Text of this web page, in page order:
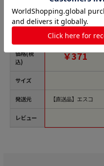
商品名
価格(税
込)
サイズ
発送元
レビュー
エスコ EA943VC-1 10
mmx50m両面テープ
(不織布基材) 1個（ご
注文単位1個）【直送
品】 ￥371
【直送品】エスコ